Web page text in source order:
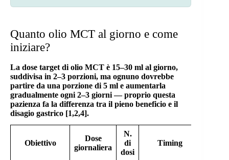
Quanto olio MCT al giorno e come
iniziare?
La dose target di olio MCT è 15–30 ml al giorno,
suddivisa in 2–3 porzioni, ma ognuno dovrebbe
partire da una porzione di 5 ml e aumentarla
gradualmente ogni 2–3 giorni — proprio questa
pazienza fa la differenza tra il pieno beneficio e il
disagio gastrico [1,2,4].
Obiettivo
Dose
giornaliera
N.
di
dosi
Timing